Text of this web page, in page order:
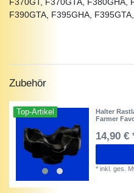
F390GTA, F395GHA, F395GTA,
Zubehör
Top-Artikel
Halter
Farmer
14,90 €
*inkl. ges.